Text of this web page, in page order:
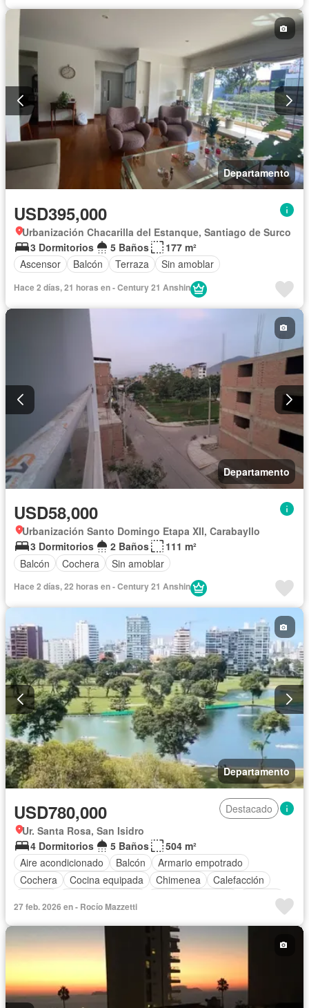
Departamento
USD395,000
Urbanización Chacarilla del Estanque, Santiago de Surco
3 Dormitorios
5 Baños
177 m²
Ascensor
Balcón Terraza Sin amoblar
Hace 2 días, 21 horas en - Century 21 Anshin
Departamento
USD58,000
Urbanización Santo Domingo Etapa XII, Carabayllo
3 Dormitorios
2 Baños
111 m²
Balcón
Cochera Sin amoblar
Hace 2 días, 22 horas en - Century 21 Anshin
Departamento
USD780,000
Destacado
Ur. Santa Rosa, San Isidro
4 Dormitorios
5 Baños
504 m²
Aire acondicionado
Balcón
Armario empotrado
Cochera
Cocina equipada Chimenea
Calefacción
Terraza
Patio
Vigilante Jardín
Ascensor
Seguridad Parcialmente amoblado
27 feb. 2026 en - Rocío Mazzetti